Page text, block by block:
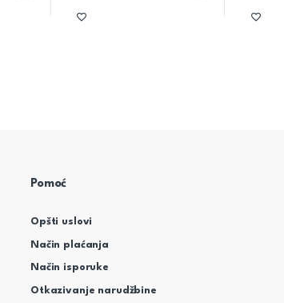
Pomoć
Opšti uslovi
Način plaćanja
Način isporuke
Otkazivanje narudžbine